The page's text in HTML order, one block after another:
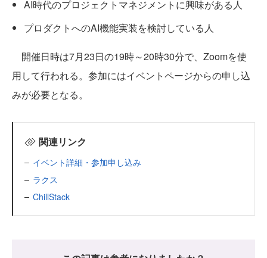
AI時代のプロジェクトマネジメントに興味がある人
プロダクトへのAI機能実装を検討している人
開催日時は7月23日の19時～20時30分で、Zoomを使
用して行われる。参加にはイベントページからの申し込
みが必要となる。
関連リンク
イベント詳細・参加申し込み
ラクス
ChillStack